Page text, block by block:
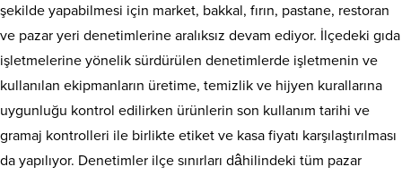
şekilde yapabilmesi için market, bakkal, fırın, pastane, restoran
ve pazar yeri denetimlerine aralıksız devam ediyor. İlçedeki gıda
işletmelerine yönelik sürdürülen denetimlerde işletmenin ve
kullanılan ekipmanların üretime, temizlik ve hijyen kurallarına
uygunluğu kontrol edilirken ürünlerin son kullanım tarihi ve
gramaj kontrolleri ile birlikte etiket ve kasa fiyatı karşılaştırılması
da yapılıyor. Denetimler ilçe sınırları dâhilindeki tüm pazar